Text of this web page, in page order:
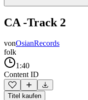
CA -Track 2
vonOsianRecords
folk
1:40
Content ID
Titel kaufen